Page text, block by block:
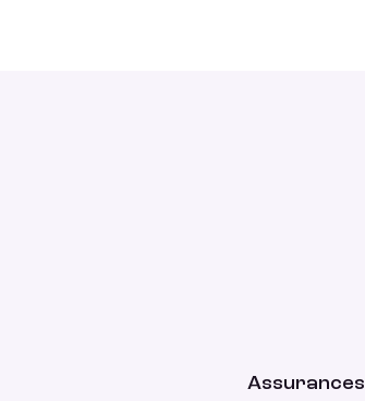
Assurances